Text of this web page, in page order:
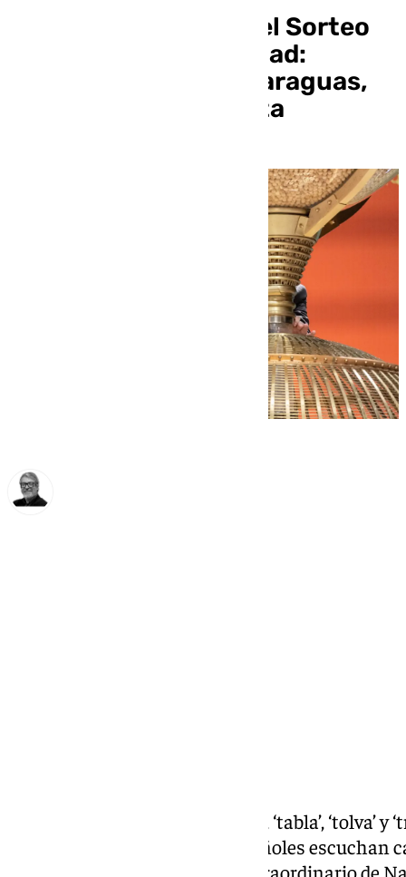
Los términos clave del Sorteo
de la Lotería de Navidad:
alambre, copa, lira, paraguas,
tabla, tolva y trompeta
‘Alambre’, ‘copa’, ‘lira’, ‘paraguas’, ‘tabla’,
términos que millones de españoles escuchan